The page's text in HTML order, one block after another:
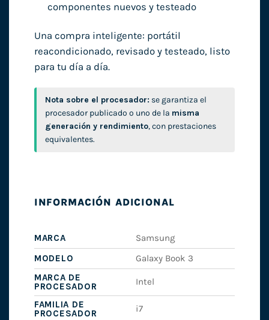
componentes nuevos y testeado
Una compra inteligente: portátil
reacondicionado, revisado y testeado, listo
para tu día a día.
Nota sobre el procesador: se garantiza el
procesador publicado o uno de la misma
generación y rendimiento, con prestaciones
equivalentes.
INFORMACIÓN ADICIONAL
MARCA
Samsung
MODELO
Galaxy Book 3
MARCA DE
PROCESADOR
Intel
FAMILIA DE
PROCESADOR
i7